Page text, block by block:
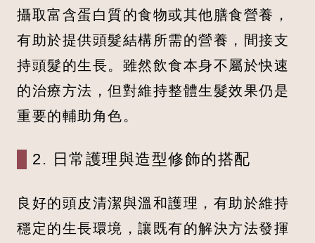
攝取富含蛋白質的食物或其他膳食營養，
有助於提供頭髮結構所需的營養，間接支
持頭髮的生長。雖然飲食本身不屬於快速
的治療方法，但對維持整體生髮效果仍是
重要的輔助角色。
2. 日常護理與造型修飾的搭配
良好的頭皮清潔與溫和護理，有助於維持
穩定的生長環境，讓既有的解決方法發揮